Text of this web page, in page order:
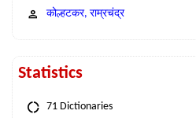
कोल्हटकर, राम्रचंद्र
Statistics
71 Dictionaries